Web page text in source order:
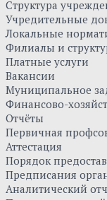
Структура
Учредительные
Локальные
Филиалы и
Платные услуги
Вакансии
Муниципальное
Финансово-
Отчёты
Первичная
Аттестация
Порядок
Предписания
Аналитический